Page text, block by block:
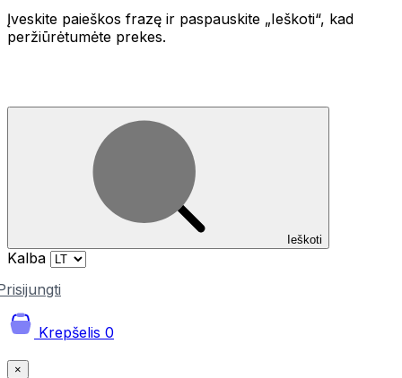
Įveskite paieškos frazę ir paspauskite „Ieškoti“, kad
peržiūrėtumėte prekes.
Ieškoti
Kalba
Krepšelis 0
×